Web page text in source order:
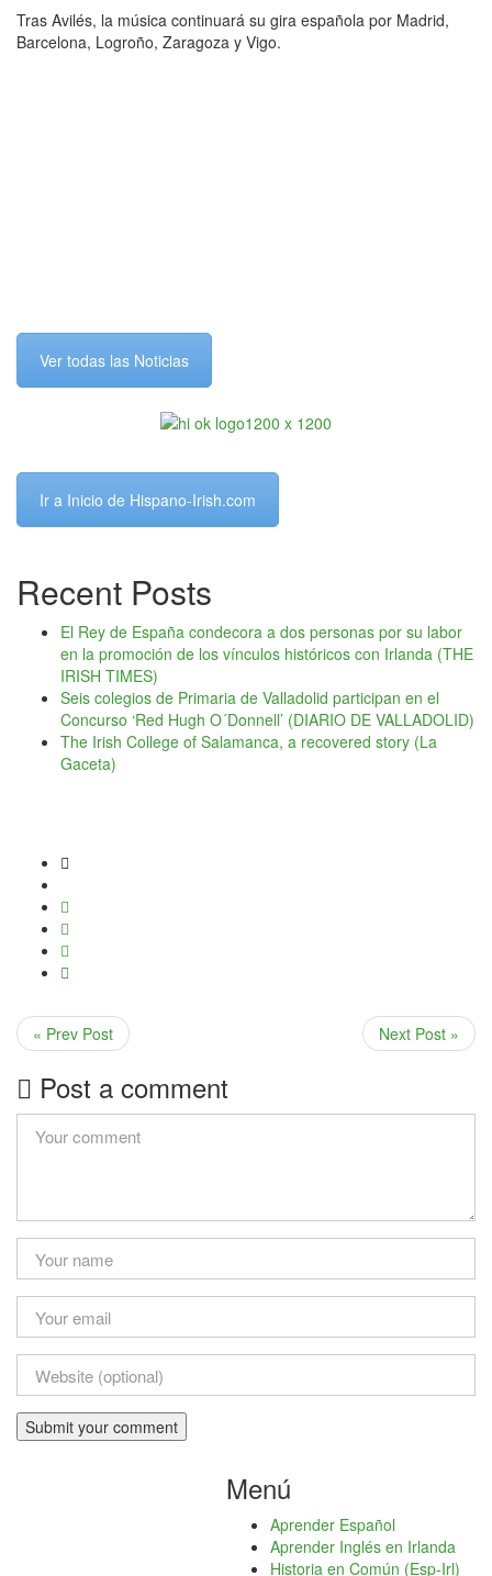
Tras Avilés, la música continuará su gira española por Madrid,
Barcelona, Logroño, Zaragoza y Vigo.
Ver todas las Noticias
Ir a Inicio de Hispano-Irish.com
Recent Posts
El Rey de España condecora a dos personas por su labor
en la promoción de los vínculos históricos con Irlanda (THE
IRISH TIMES)
Seis colegios de Primaria de Valladolid participan en el
Concurso ‘Red Hugh O´Donnell’ (DIARIO DE VALLADOLID)
The Irish College of Salamanca, a recovered story (La
Gaceta)
« Prev Post Next Post »
Post a comment
Menú
Aprender Español
Aprender Inglés en Irlanda
Historia en Común (Esp-Irl)